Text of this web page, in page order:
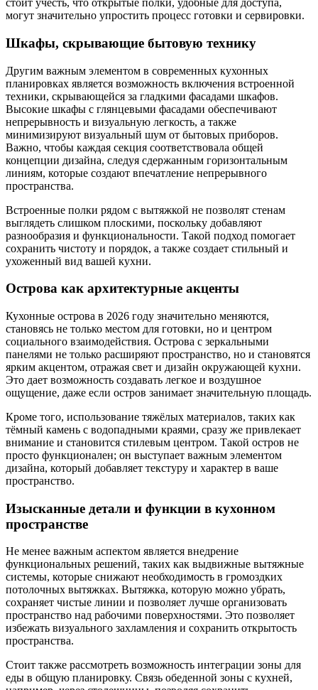
стоит учесть, что открытые полки, удобные для доступа,
могут значительно упростить процесс готовки и сервировки.
Шкафы, скрывающие бытовую технику
Другим важным элементом в современных кухонных
планировках является возможность включения встроенной
техники, скрывающейся за гладкими фасадами шкафов.
Высокие шкафы с глянцевыми фасадами обеспечивают
непрерывность и визуальную легкость, а также
минимизируют визуальный шум от бытовых приборов.
Важно, чтобы каждая секция соответствовала общей
концепции дизайна, следуя сдержанным горизонтальным
линиям, которые создают впечатление непрерывного
пространства.
Встроенные полки рядом с вытяжкой не позволят стенам
выглядеть слишком плоскими, поскольку добавляют
разнообразия и функциональности. Такой подход помогает
сохранить чистоту и порядок, а также создает стильный и
ухоженный вид вашей кухни.
Острова как архитектурные акценты
Кухонные острова в 2026 году значительно меняются,
становясь не только местом для готовки, но и центром
социального взаимодействия. Острова с зеркальными
панелями не только расширяют пространство, но и становятся
ярким акцентом, отражая свет и дизайн окружающей кухни.
Это дает возможность создавать легкое и воздушное
ощущение, даже если остров занимает значительную площадь.
Кроме того, использование тяжёлых материалов, таких как
тёмный камень с водопадными краями, сразу же привлекает
внимание и становится стилевым центром. Такой остров не
просто функционален; он выступает важным элементом
дизайна, который добавляет текстуру и характер в ваше
пространство.
Изысканные детали и функции в кухонном
пространстве
Не менее важным аспектом является внедрение
функциональных решений, таких как выдвижные вытяжные
системы, которые снижают необходимость в громоздких
потолочных вытяжках. Вытяжка, которую можно убрать,
сохраняет чистые линии и позволяет лучше организовать
пространство над рабочими поверхностями. Это позволяет
избежать визуального захламления и сохранить открытость
пространства.
Стоит также рассмотреть возможность интеграции зоны для
еды в общую планировку. Связь обеденной зоны с кухней,